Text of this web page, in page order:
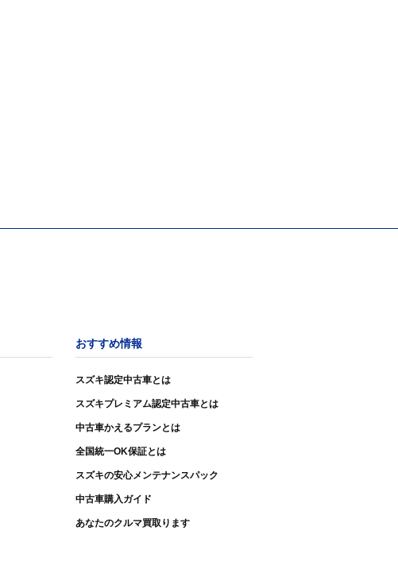
おすすめ情報
スズキ認定中古車とは
スズキプレミアム認定中古車とは
中古車かえるプランとは
全国統一OK保証とは
スズキの安心メンテナンスパック
中古車購入ガイド
あなたのクルマ買取ります